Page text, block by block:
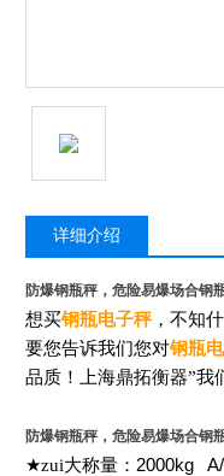
详细介绍
防爆钢瓶秤，危险易爆场合钢
想买钢瓶电子秤，不知
要您告诉我们您对钢瓶
品质！上海鼎拓衡器”我
防爆钢瓶秤，危险易爆场合钢
★zui大称量： 2000kg